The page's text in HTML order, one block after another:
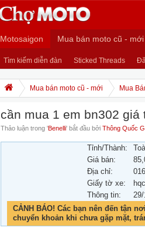
Motosaigon Mua bán moto cũ - mới
Tìm kiếm diễn đàn Sticked Threads
Mua bán moto cũ - mới Mua
cần mua 1 em bn302
Thảo luận trong 'Benelli' bắt đầu bởi Thông Quốc
Tỉnh/Thành:
Giá bán:
Địa chỉ:
Giấy tờ xe:
Thông tin:
29/
CẢNH BÁO! Các bạn nên đến tận
chuyển khoản khi chưa gặp mặt,